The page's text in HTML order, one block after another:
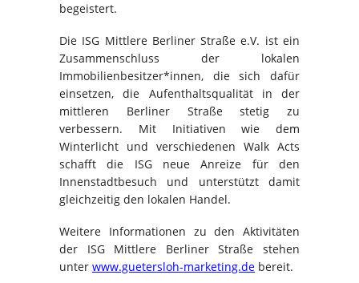
begeistert.
Die ISG Mittlere Berliner Straße e.V. ist ein
Zusammenschluss der lokalen
Immobilienbesitzer*innen, die sich dafür
einsetzen, die Aufenthaltsqualität in der
mittleren Berliner Straße stetig zu
verbessern. Mit Initiativen wie dem
Winterlicht und verschiedenen Walk Acts
schafft die ISG neue Anreize für den
Innenstadtbesuch und unterstützt damit
gleichzeitig den lokalen Handel.
Weitere Informationen zu den Aktivitäten
der ISG Mittlere Berliner Straße stehen
unter www.guetersloh-marketing.de bereit.